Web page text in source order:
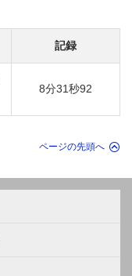
記録
8分31秒92
ページの先頭へ